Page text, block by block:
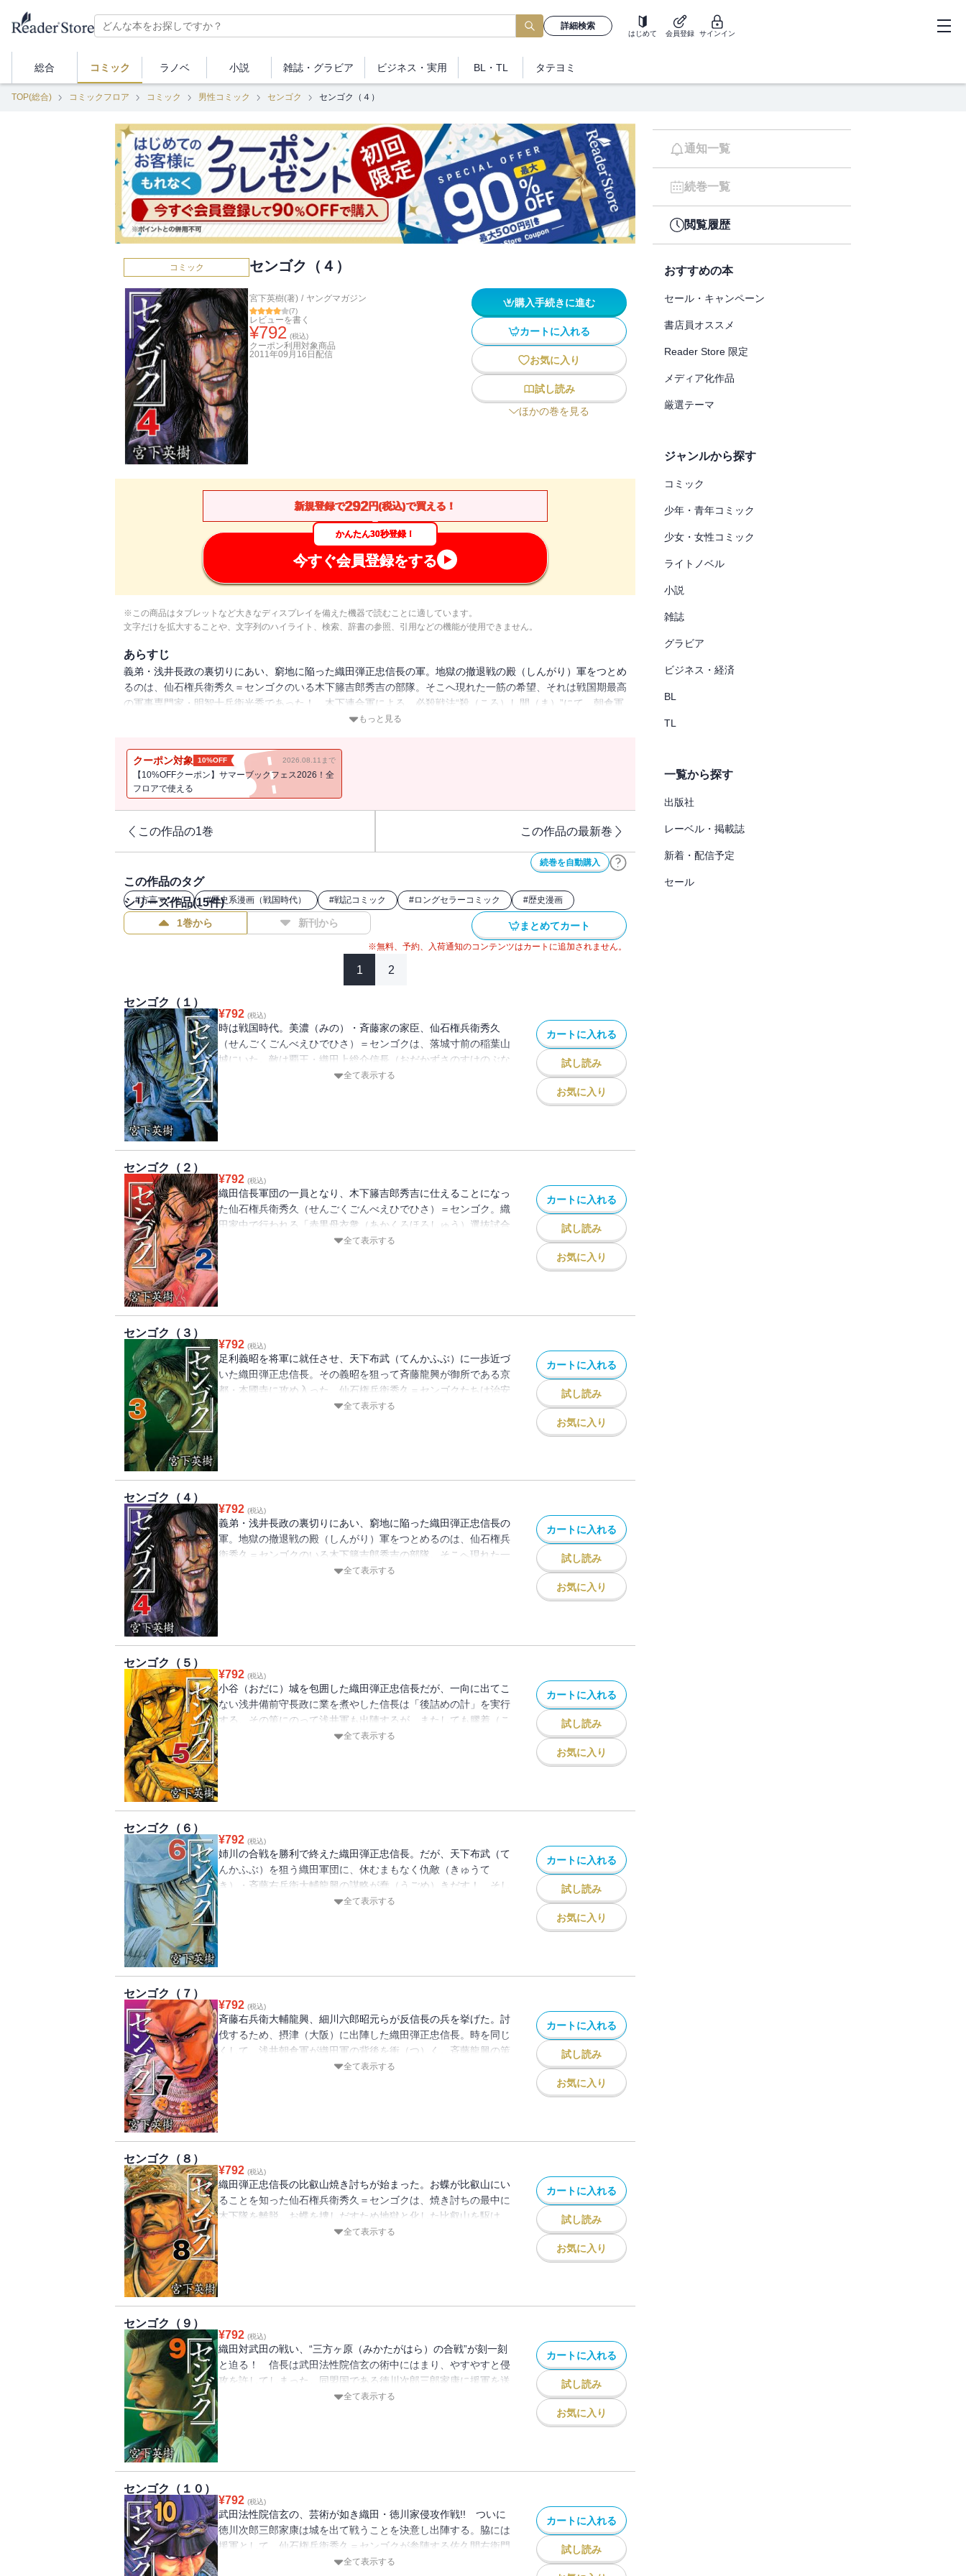
詳細検索
はじめて 会員登録 サインイン
総合 コミック ラノベ 小説 雑誌・ グラビア ビジネス ・実用 BL・TL タテヨミ
TOP(総合) コミックフロア コミック 男性コミック センゴク センゴク（４）
コミック センゴク（４）
宮下英樹(著) / ヤングマガジン
(7)
レビューを書く
¥792 (税込)
クーポン利用対象商品
2011年09月16日 配信
購入手続きに進む
カートに入れる
お気に入り
試し読み
ほかの巻を見る
新規登録で292円(税込)で買える！
かんたん30秒登録！
今すぐ会員登録をする
※この商品はタブレットなど大きなディスプレイを備えた機器で読むことに適しています。
文字だけを拡大することや、文字列のハイライト、検索、辞書の参照、引用などの機能が使用できません。
あらすじ
義弟・浅井長政の裏切りにあい、窮地に陥った織田弾正忠信長の軍。地獄の撤退戦の殿（しんがり）軍をつとめ
るのは、仙石権兵衛秀久＝センゴクのいる木下籐吉郎秀吉の部隊。そこへ現れた一筋の希望、それは戦国期最高
の軍事専門家・明智十兵衛光秀であった！ 木下連合軍による、必殺戦法“殺（ころ）し間（ま）”にて、朝倉軍
を迎え撃て！ “金ヶ崎の退（の）き口”凄絶な結末!! もっと見る
クーポン対象 10%OFF 2026.08.11まで
【10%OFFクーポン】サマーブックフェス2026！全
フロアで使える
この作品の1巻 この作品の最新巻
続巻を自動購入
この作品のタグ
#方言マンガ #歴史系漫画（戦国時代） #戦記コミック #ロングセラーコミック #歴史漫画
シリーズ作品(15件)
1巻から 新刊から まとめてカート
※無料、予約、入荷通知のコンテンツはカートに追加されません。
1 2
センゴク（１）
¥792 (税込)
時は戦国時代。美濃（みの）・斉藤家の家臣、仙石権兵衛秀久
（せんごくごんべえひでひさ）＝センゴクは、落城寸前の稲葉山
城にいた。敵は覇王・織田上総介信長（おだかずさのすけのぶな
が）!! 強大な敵に茫然自失となるが、幼なじみ・侍女のお蝶と
全て表示する
カートに入れる
試し読み
お気に入り
センゴク（２）
¥792 (税込)
織田信長軍団の一員となり、木下籐吉郎秀吉に仕えることになっ
た仙石権兵衛秀久（せんごくごんべえひでひさ）＝センゴク。織
田家中で行われる「赤黒母衣衆（あかくろほろしゅう）選抜試合
戦」で名を挙げれば、愛（いと）しいお蝶に会える！と張り切る
全て表示する
カートに入れる
試し読み
お気に入り
センゴク（３）
¥792 (税込)
足利義昭を将軍に就任させ、天下布武（てんかふぶ）に一歩近づ
いた織田弾正忠信長。その義昭を狙って斉藤龍興が御所である京
都・本國寺に攻め入った。仙石権兵衛秀久＝センゴクたちは治安
維持軍として京都に駐屯。すぐさま出陣する。そのとき、合戦場
全て表示する
カートに入れる
試し読み
お気に入り
センゴク（４）
¥792 (税込)
義弟・浅井長政の裏切りにあい、窮地に陥った織田弾正忠信長の
軍。地獄の撤退戦の殿（しんがり）軍をつとめるのは、仙石権兵
衛秀久＝センゴクのいる木下籐吉郎秀吉の部隊。そこへ現れた一
筋の希望、それは戦国期最高の軍事専門家・明智十兵衛光秀であ
全て表示する
カートに入れる
試し読み
お気に入り
センゴク（５）
¥792 (税込)
小谷（おだに）城を包囲した織田弾正忠信長だが、一向に出てこ
ない浅井備前守長政に業を煮やした信長は「後詰めの計」を実行
する。その策にのって浅井軍も出陣するが、またしても膠着（こ
うちゃく）状態に。だがその裏では、浅井軍の先駆け大将・山崎
全て表示する
カートに入れる
試し読み
お気に入り
センゴク（６）
¥792 (税込)
姉川の合戦を勝利で終えた織田弾正忠信長。だが、天下布武（て
んかふぶ）を狙う織田軍団に、休むまもなく仇敵（きゅうて
き）・斉藤右兵衛大輔龍興の謀略が蠢（うごめ）きだす！ そし
て仙石権兵衛秀久＝センゴクは、史上最も残虐な合戦へ!! “比叡
全て表示する
カートに入れる
試し読み
お気に入り
センゴク（７）
¥792 (税込)
斉藤右兵衛大輔龍興、細川六郎昭元らが反信長の兵を挙げた。討
伐するため、摂津（大阪）に出陣した織田弾正忠信長。時を同じ
くして、浅井朝倉軍が織田軍の背後を衝（つ）く。斉藤龍興の策
は挟撃作戦だったのだ。加えて、戦国期最強の武装集団、本願寺
全て表示する
カートに入れる
試し読み
お気に入り
センゴク（８）
¥792 (税込)
織田弾正忠信長の比叡山焼き討ちが始まった。お蝶が比叡山にい
ることを知った仙石権兵衛秀久＝センゴクは、焼き討ちの最中に
木下隊を離脱。お蝶を捜しだすため地獄と化した比叡山を駆け
る。その途中、運命の宿敵・朝倉家の鳥居景近と遭遇し、対
全て表示する
カートに入れる
試し読み
お気に入り
センゴク（９）
¥792 (税込)
織田対武田の戦い、“三方ヶ原（みかたがはら）の合戦”が刻一刻
と迫る！ 信長は武田法性院信玄の術中にはまり、やすやすと侵
攻を許してしまった。同盟国である徳川次郎三郎家康に援軍を送
るが、そのなかに羽柴籐吉郎隊を離れた仙石権兵衛秀久＝センゴ
全て表示する
カートに入れる
試し読み
お気に入り
センゴク（１０）
¥792 (税込)
武田法性院信玄の、芸術が如き織田・徳川家侵攻作戦!! ついに
徳川次郎三郎家康は城を出て戦うことを決意し出陣する。脇には
援軍として、仙石権兵衛秀久＝センゴクが参陣する佐久間右衛門
尉信盛隊が付き添う。相対するは山県三郎兵衛昌景、馬場美濃守
全て表示する
カートに入れる
試し読み
通知一覧
続巻一覧
閲覧履歴
おすすめの本
セール・キャンペーン
書店員オススメ
Reader Store 限定
メディア化作品
厳選テーマ
ジャンルから探す
コミック
少年・青年コミック
少女・女性コミック
ライトノベル
小説
雑誌
グラビア
ビジネス・経済
BL
TL
一覧から探す
出版社
レーベル・掲載誌
新着・配信予定
セール